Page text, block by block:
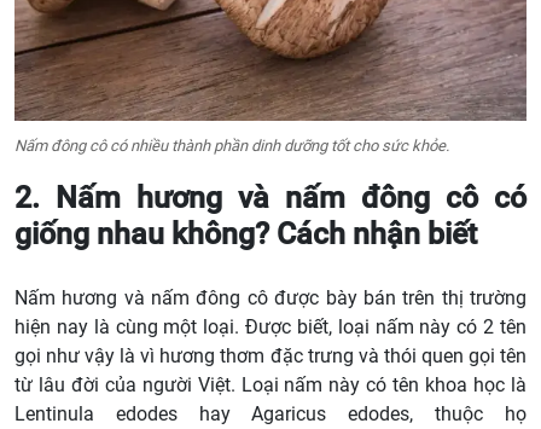
Nấm đông cô có nhiều thành phần dinh dưỡng tốt cho sức khỏe.
2. Nấm hương và nấm đông cô có
giống nhau không? Cách nhận biết
Nấm hương và nấm đông cô được bày bán trên thị trường
hiện nay là cùng một loại. Được biết, loại nấm này có 2 tên
gọi như vậy là vì hương thơm đặc trưng và thói quen gọi tên
từ lâu đời của người Việt. Loại nấm này có tên khoa học là
Lentinula edodes hay Agaricus edodes, thuộc họ